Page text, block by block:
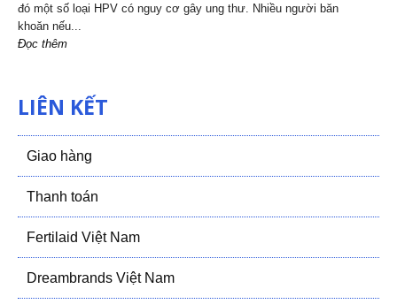
đó một số loại HPV có nguy cơ gây ung thư. Nhiều người băn
khoăn nếu...
Đọc thêm
LIÊN KẾT
Giao hàng
Thanh toán
Fertilaid Việt Nam
Dreambrands Việt Nam